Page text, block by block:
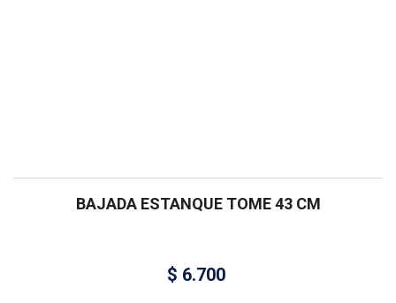
BAJADA ESTANQUE TOME 43 CM
$ 6.700